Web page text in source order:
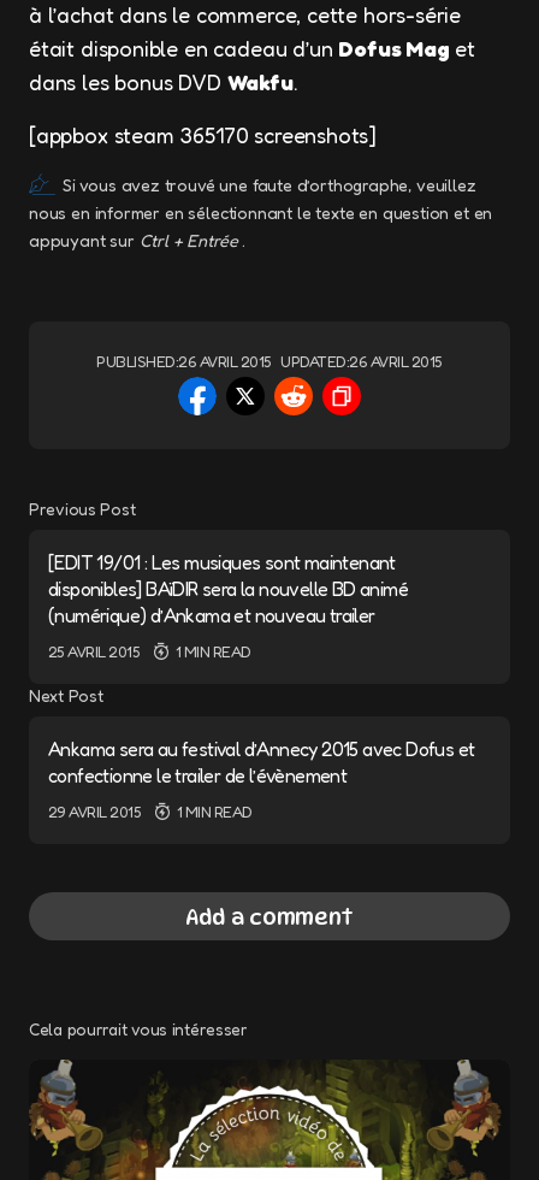
à l’achat dans le commerce, cette hors-série
était disponible en cadeau d’un Dofus Mag et
dans les bonus DVD Wakfu.
[appbox steam 365170 screenshots]
Si vous avez trouvé une faute d’orthographe, veuillez
nous en informer en sélectionnant le texte en question et en
appuyant sur Ctrl + Entrée.
PUBLISHED:26 AVRIL 2015 UPDATED:26 AVRIL 2015
Previous Post
[EDIT 19/01 : Les musiques sont maintenant
disponibles] BAïDIR sera la nouvelle BD animé
(numérique) d’Ankama et nouveau trailer
25 AVRIL 2015 1 MIN READ
Next Post
Ankama sera au festival d’Annecy 2015 avec Dofus et
confectionne le trailer de l’évènement
29 AVRIL 2015 1 MIN READ
Add a comment
Votre adresse e-mail ne sera pas publiée.
Les champs obligatoires sont indiqués avec
*
Message *
Cela pourrait vous intéresser